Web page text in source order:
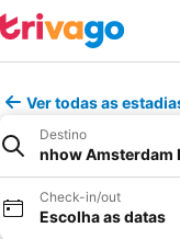
Ver todas as
Destino
nhow Amsterdam
Check-in/out
Escolha as datas